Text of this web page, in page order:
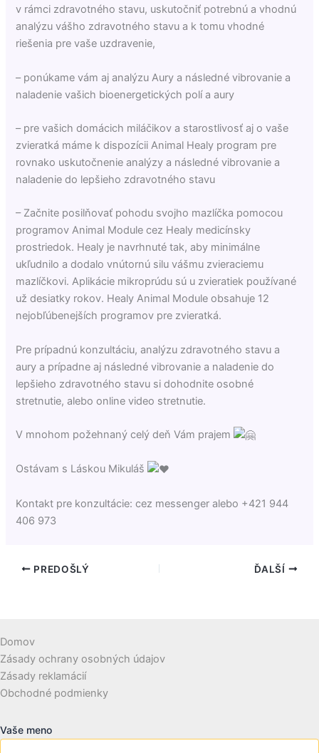
v rámci zdravotného stavu, uskutočniť potrebnú a vhodnú
analýzu vášho zdravotného stavu a k tomu vhodné
riešenia pre vaše uzdravenie,
– ponúkame vám aj analýzu Aury a následné vibrovanie a
naladenie vašich bioenergetických polí a aury
– pre vašich domácich miláčikov a starostlivosť aj o vaše
zvieratká máme k dispozícii Animal Healy program pre
rovnako uskutočnenie analýzy a následné vibrovanie a
naladenie do lepšieho zdravotného stavu
– Začnite posilňovať pohodu svojho mazlíčka pomocou
programov Animal Module cez Healy medicínsky
prostriedok. Healy je navrhnuté tak, aby minimálne
ukľudnilo a dodalo vnútornú silu vášmu zvieraciemu
mazlíčkovi. Aplikácie mikroprúdu sú u zvieratiek používané
už desiatky rokov. Healy Animal Module obsahuje 12
nejobľúbenejších programov pre zvieratká.
Pre prípadnú konzultáciu, analýzu zdravotného stavu a
aury a prípadne aj následné vibrovanie a naladenie do
lepšieho zdravotného stavu si dohodnite osobné
stretnutie, alebo online video stretnutie.
V mnohom požehnaný celý deň Vám prajem
Ostávam s Láskou Mikuláš
Kontakt pre konzultácie: cez messenger alebo +421 944
406 973
PREDOŠLÝ ĎALŠÍ
Domov
Zásady ochrany osobných údajov
Zásady reklamácií
Obchodné podmienky
Vaše meno